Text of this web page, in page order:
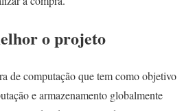
o projeto
de computação que tem como objetivo
e armazenamento globalmente